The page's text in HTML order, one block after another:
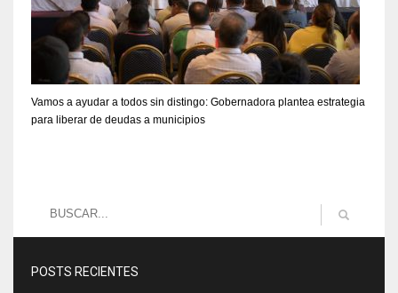
Vamos a ayudar a todos sin distingo: Gobernadora plantea estrategia
para liberar de deudas a municipios
POSTS RECIENTES